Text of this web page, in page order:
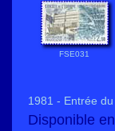
FSE031
1981 - Entrée
Disponible